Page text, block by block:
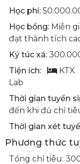
Học phí:
Học bổng: Miễn
đạt thành tích
Ký túc xá:
Tiện ích:
KTX
Lab
Thời gian tuyển
đến khi đủ chỉ
Thời gian xét
Phương thức
Tổng chỉ tiêu: